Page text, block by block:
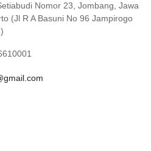
Nomor 23, Jombang, Jawa
(Jl R A Basuni No 96 Jampirogo